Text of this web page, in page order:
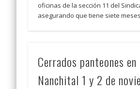
oficinas de la sección 11 del
asegurando que tiene siete
Cerrados panteones en
Nanchital 1 y 2 de